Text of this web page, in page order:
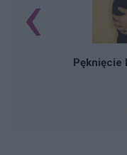
Pęknięcie
‹